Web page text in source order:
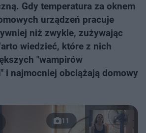
Gdy temperatura za oknem
urządzeń pracuje
niż zwykle, zużywając
wiedzieć, które z nich
"wampirów
i najmocniej obciążają domowy
11